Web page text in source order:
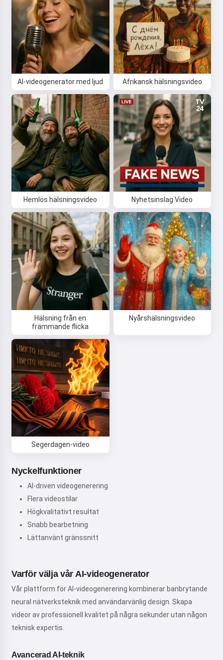
AI-videogenerator med ljud Afrikansk hälsningsvideo
Hemlös hälsningsvideo Nyhetsinslag Video
Hälsning från en
främmande flicka
Nyårshälsningsvideo
Segerdagen-video
Nyckelfunktioner
AI-driven videogenerering
Flera videostilar
Högkvalitativt resultat
Snabb bearbetning
Lättanvänt gränssnitt
Varför välja vår AI-videogenerator
Vår plattform för AI-videogenerering kombinerar banbrytande
neural nätverksteknik med användarvänlig design. Skapa
videor av professionell kvalitet på några sekunder utan någon
teknisk expertis.
Avancerad AI-teknik